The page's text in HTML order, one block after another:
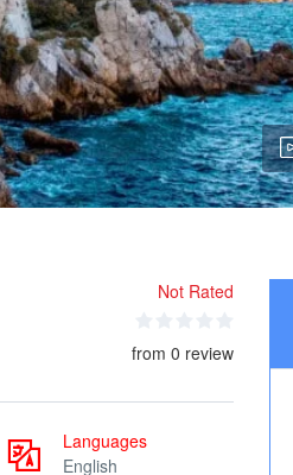
Not Rated
from 0 review
Languages
English